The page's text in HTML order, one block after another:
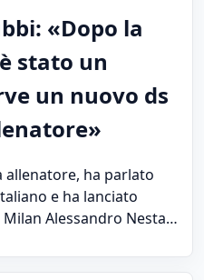
«Dopo la
stato un
un nuovo ds
allenatore, ha parlato
e ha lanciato
Alessandro Nesta…